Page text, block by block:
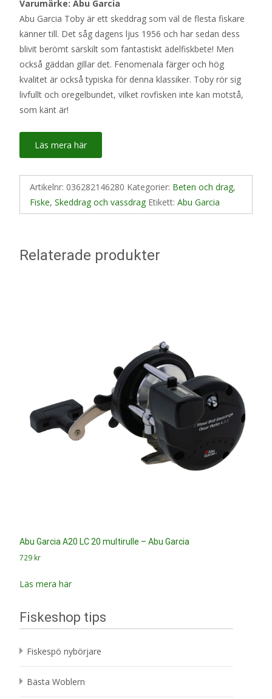
Varumärke: Abu Garcia
Abu Garcia Toby är ett skeddrag som väl de flesta fiskare
känner till. Det såg dagens ljus 1956 och har sedan dess
blivit berömt särskilt som fantastiskt ädelfiskbete! Men
också gäddan gillar det. Fenomenala färger och hög
kvalitet är också typiska för denna klassiker. Toby rör sig
livfullt och oregelbundet, vilket rovfisken inte kan motstå,
som känt är!
Läs mera här
Artikelnr: 036282146280 Kategorier: Beten och drag,
Fiske, Skeddrag och vassdrag Etikett: Abu Garcia
Relaterade produkter
Abu Garcia A20 LC 20 multirulle – Abu Garcia
729 kr
Läs mera här
Fiskeshop tips
Fiskespö nybörjare
Bästa Woblern